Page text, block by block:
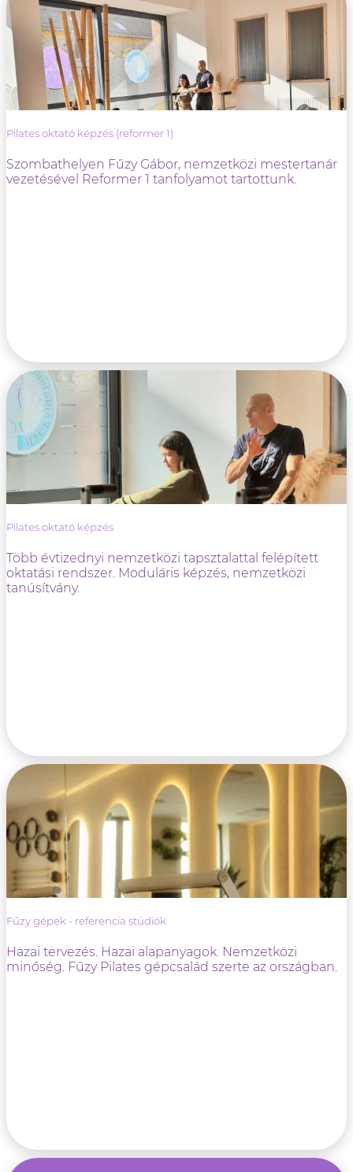
Pilates oktató képzés (reformer 1)
Szombathelyen Fűzy Gábor, nemzetközi mestertanár
vezetésével Reformer 1 tanfolyamot tartottunk.
Pilates oktató képzés
Több évtizednyi nemzetközi tapsztalattal felépített
oktatási rendszer. Moduláris képzés, nemzetközi
tanúsítvány.
Fűzy gépek - referencia stúdiók
Hazai tervezés. Hazai alapanyagok. Nemzetközi
minőség. Fűzy Pilates gépcsalád szerte az országban.